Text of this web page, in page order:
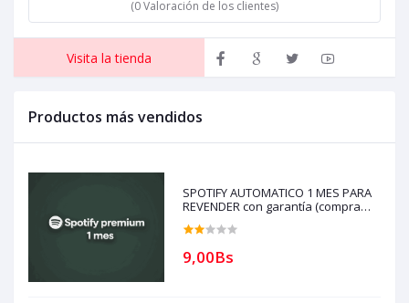
(0 Valoración de los clientes)
Visita la tienda
Productos más vendidos
SPOTIFY AUTOMATICO 1 MES PARA
REVENDER con garantía (compra
solo si tienes creditos)
9,00Bs